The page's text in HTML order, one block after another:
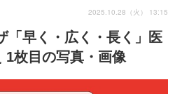
「早く・広く・長く」医
1枚目の写真・画像
2025.10.28（火） 13:15